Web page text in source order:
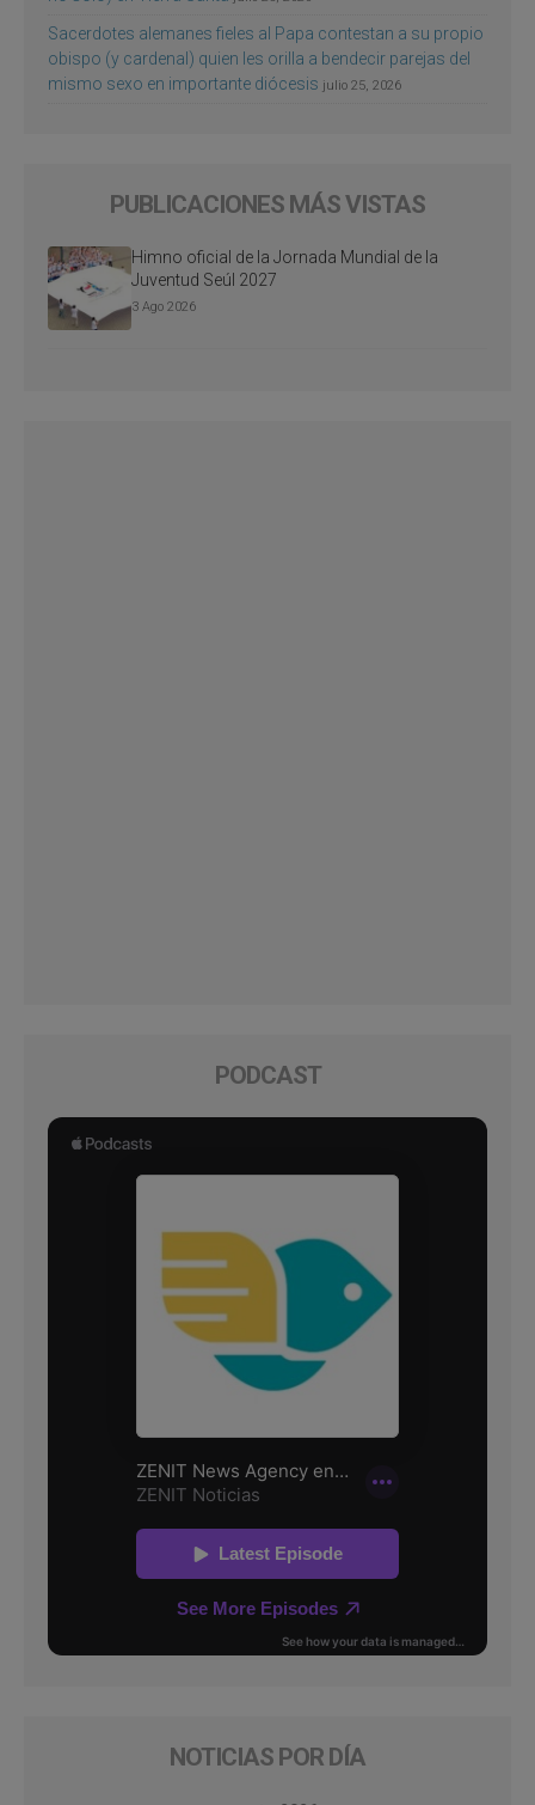
Sacerdotes alemanes fieles al Papa contestan a su propio
obispo (y cardenal) quien les orilla a bendecir parejas del
mismo sexo en importante diócesis julio 25, 2026
PUBLICACIONES MÁS VISTAS
Himno oficial de la Jornada Mundial de la
Juventud Seúl 2027
3 Ago 2026
PODCAST
NOTICIAS POR DÍA